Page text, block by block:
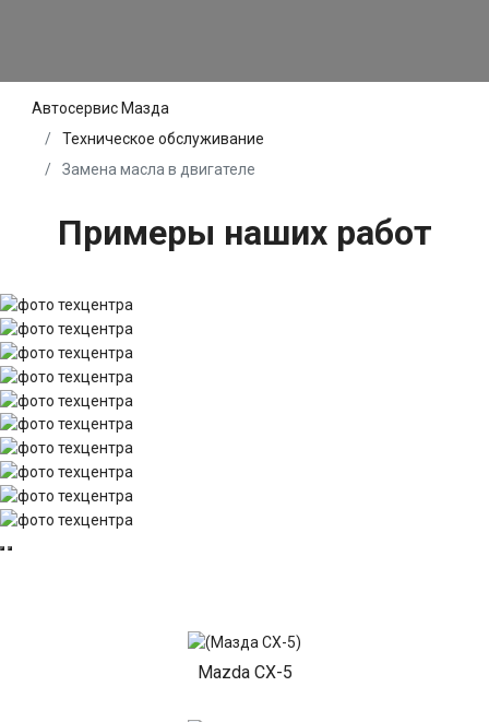
Автосервис Мазда
Техническое обслуживание
Замена масла в двигателе
Примеры наших работ
Mazda CX-5